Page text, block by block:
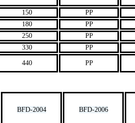
150 PP
180 PP
250 PP
330 PP
440 PP
BFD-2004 BFD-2006